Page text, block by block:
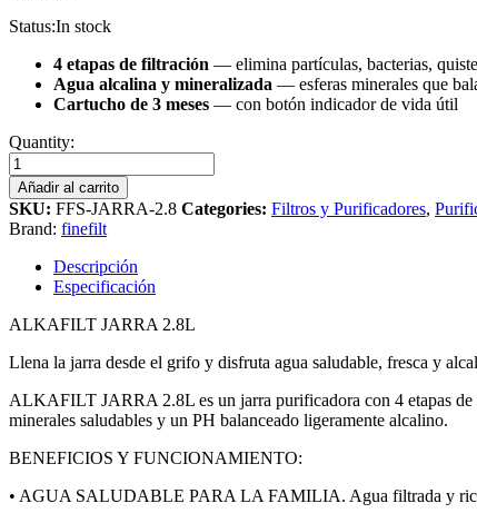
Status:In stock
4 etapas de filtración — elimina partículas, bacterias,
Agua alcalina y mineralizada — esferas minerales que
Cartucho de 3 meses — con botón indicador de vida útil
Quantity:
Añadir al carrito
SKU: FFS-JARRA-2.8 Categories: Filtros y Purificadores,
Brand: finefilt
Descripción
Especificación
ALKAFILT JARRA 2.8L
Llena la jarra desde el grifo y disfruta agua saludable, fresca y
ALKAFILT JARRA 2.8L es un jarra purificadora con 4 etapas de
minerales saludables y un PH balanceado ligeramente alcalino.
BENEFICIOS Y FUNCIONAMIENTO:
• AGUA SALUDABLE PARA LA FAMILIA. Agua filtrada y rica